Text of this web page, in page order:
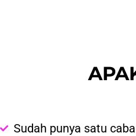
Sudah punya satu